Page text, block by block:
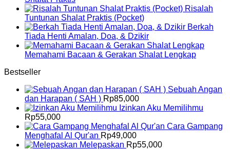
Risalah
Tuntunan Shalat Praktis (Pocket)
Berkah
Tiada Henti Amalan, Doa, & Dzikir
Memahami Bacaan & Gerakan Shalat Lengkap
Bestseller
Sebuah Angan
dan Harapan ( SAH ) Rp85,000
Izinkan Aku Memilihmu
Rp55,000
Cara Gampang
Menghafal Al Qur'an Rp49,000
Melepaskan Rp55,000